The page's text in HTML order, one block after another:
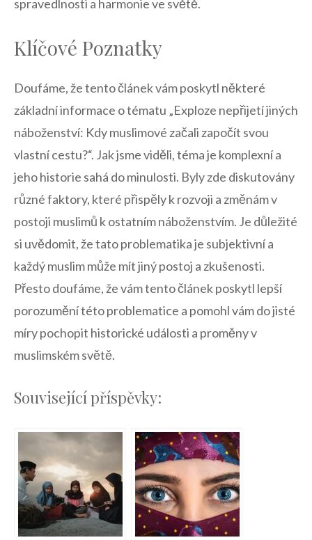
⁣spravedlnosti ​a harmonie ve světě.
Klíčové‍ Poznatky
Doufáme,​ že tento článek‍ vám poskytl některé
základní informace o tématu „Exploze ⁤nepřijetí jiných
náboženství: Kdy muslimové začali započít ​svou
vlastní⁢ cestu?“.​ Jak jsme viděli, téma je komplexní a
jeho historie sahá do minulosti.‌ Byly zde diskutovány
různé faktory,⁤ které přispěly k‌ rozvoji a změnám v
postoji muslimů ⁢k ​ostatním​ náboženstvím. Je důležité
si‍ uvědomit, že​ tato problematika ​je subjektivní a⁤
každý muslim může mít jiný postoj ‍a zkušenosti.
Přesto doufáme, že ⁢vám tento článek poskytl lepší
⁢porozumění této problematice⁣ a pomohl vám do ⁤jisté
míry⁣ pochopit historické události a proměny​ v​
muslimském světě.⁤
Související příspěvky: